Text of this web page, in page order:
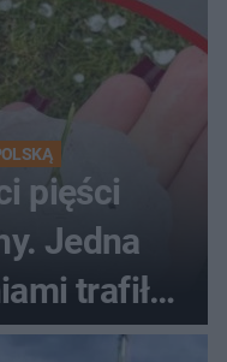
pięści
Jedna
trafiła